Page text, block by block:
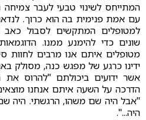
המתייחס לשינוי טבעי לעבר
עם אמת פנימית בה הוא כרוך.
למטופלים המתקשים לסבול כאב
שונים כדי להימנע ממנו.
מטופלים איתם אנו מרבים לחוות
ידינו כרגע של מפגש כנה, מסולק
אשר ידועים ביכולתם "להרוס
הדרכה על השעה איתם אנחנו
"אבל היה שם משהו, הרגשתי. היה
היה...".